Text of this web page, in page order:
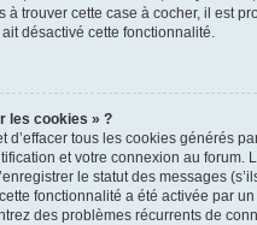
à trouver cette case à cocher, il est
désactivé cette fonctionnalité.
les cookies » ?
d’effacer tous les cookies générés
et votre connexion au forum.
le statut des messages
fonctionnalité a été activée par
des problèmes récurrents de